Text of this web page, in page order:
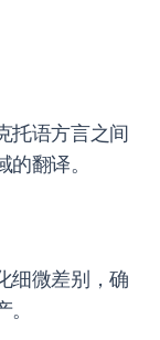
托语方言之间
翻译。
细微差别，确